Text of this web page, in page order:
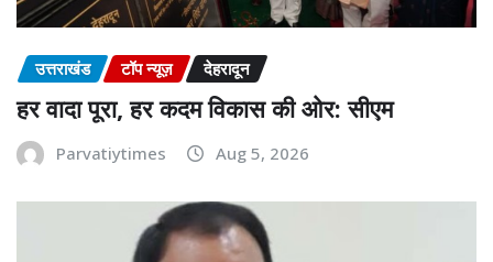
उत्तराखंड टॉप न्यूज़ देहरादून
हर वादा पूरा, हर कदम विकास की ओर: सीएम
Parvatiytimes Aug 5, 2026